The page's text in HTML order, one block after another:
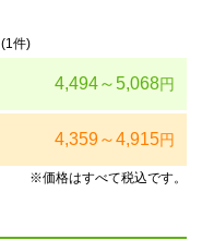
(1件)
4,494～5,068円
4,359～4,915円
※価格はすべて税込です。